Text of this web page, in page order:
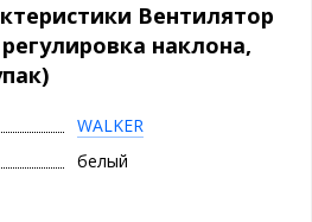
вентилятора и для телефона.
наклона для более комфортного
из ABS и PC-пластика, что
показывает уровень заряда.
дает возможность заряжать
Вентилятор
регулировка наклона,
WALKER
белый